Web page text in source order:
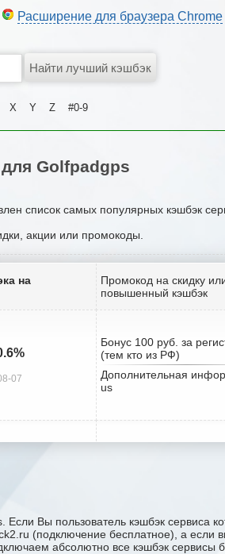
Расширение для браузера Chrome
X Y Z #0-9
Golfpadgps
список самых популярных кэшбэк
акции или промокоды.
на
Промокод на скидку
повышенный кэшбэк
07
Бонус 100 руб. за
(тем кто из РФ)
Дополнительная
us
Вы пользователь кэшбэк сервиса
(подключение бесплатное), а если
абсолютно все кэшбэк сервисы